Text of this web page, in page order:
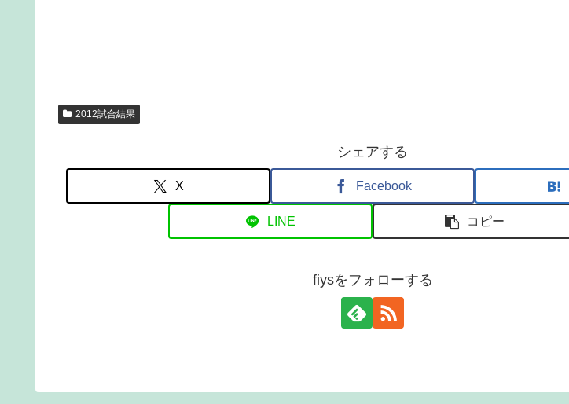
2012試合結果
シェアする
X Facebook
LINE コピー
fiysをフォローする